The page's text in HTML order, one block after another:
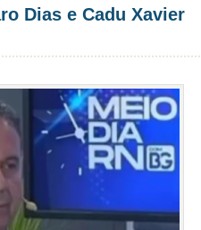
Dias e Cadu Xavier